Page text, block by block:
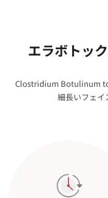
エラボトッ
Clostridium Botulinum
細長いフェイ